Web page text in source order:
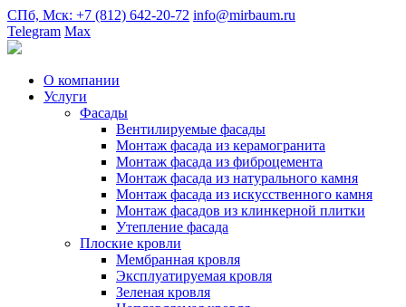
СПб, Мск: +7 (812) 642-20-72 info@mirbaum.ru
Telegram Max
О компании
Услуги
Фасады
Вентилируемые фасады
Монтаж фасада из керамогранита
Монтаж фасада из фиброцемента
Монтаж фасада из натурального камня
Монтаж фасада из искусственного камня
Монтаж фасадов из клинкерной плитки
Утепление фасада
Плоские кровли
Мембранная кровля
Эксплуатируемая кровля
Зеленая кровля